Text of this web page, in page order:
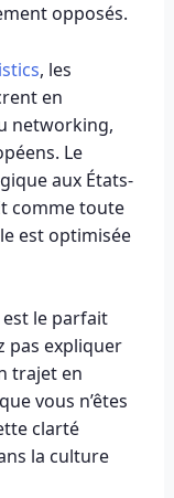
opposés.
, les
en
networking,
Le
aux États-
comme toute
est optimisée
le parfait
pas expliquer
trajet en
vous n’êtes
clarté
la culture